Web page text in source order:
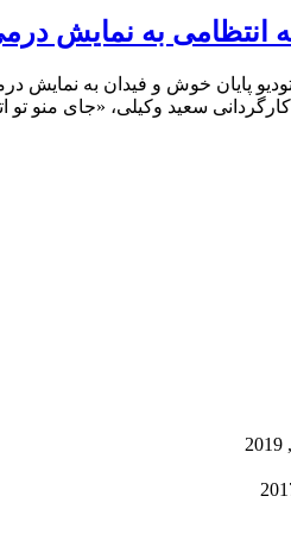
انتظامی به نمایش
پایان خوش و فیدان به